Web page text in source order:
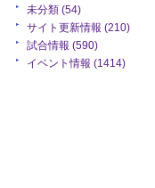
未分類 (54)
サイト更新情報 (210)
試合情報 (590)
イベント情報 (1414)